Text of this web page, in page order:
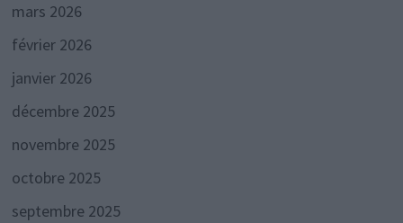
mars 2026
février 2026
janvier 2026
décembre 2025
novembre 2025
octobre 2025
septembre 2025